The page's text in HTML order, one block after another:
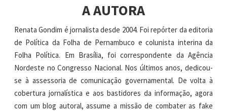
A AUTORA
Renata Gondim é jornalista desde 2004. Foi repórter da editoria
de Política da Folha de Pernambuco e colunista interina da
Folha Política. Em Brasília, foi correspondente da Agência
Nordeste no Congresso Nacional. Nos últimos anos, dedicou-
se à assessoria de comunicação governamental. De volta à
cobertura jornalística e aos bastidores da informação, agora
com um blog autoral, assume a missão de combater as fake